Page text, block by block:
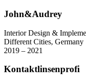
John&Audrey
Interior Design &
Different Cities, Germany
2019 – 2021
Kontaktlinsenprofi